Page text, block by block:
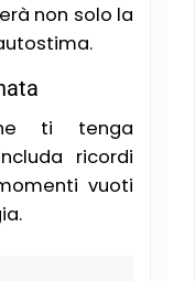
non solo la
ti tenga
ricordi
vuoti